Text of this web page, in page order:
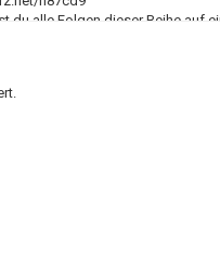
du alle Folgen dieser Reihe auf